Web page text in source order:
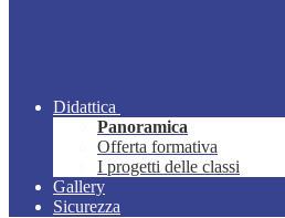
Didattica
Panoramica
Offerta formativa
I progetti delle classi
Gallery
Sicurezza